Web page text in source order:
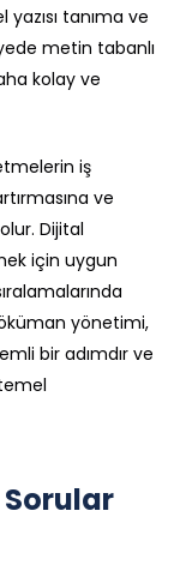
yazısı tanıma ve
metin tabanlı
kolay ve
iş
ve
Dijital
için uygun
yönetimi,
bir adımdır ve
Sorular